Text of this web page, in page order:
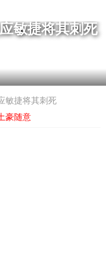
敏捷将其刺死
敏捷将其刺死
豪随意